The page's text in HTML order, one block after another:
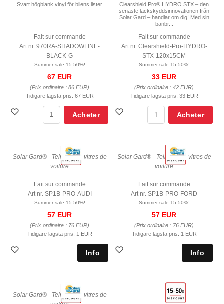
Svart högblank vinyl för bilens lister
Fait sur commande
Art nr. 970RA-SHADOWLINE-
BLACK-G
Summer sale 15-50%!
67 EUR
(Prix ordinaire : 86 EUR)
Tidigare lägsta pris: 67 EUR
Acheter
Clearshield Pro® HYDRO STX – den
senaste lackskyddsinnovationen från
Solar Gard – handlar om dig! Med sin
banbr...
Fait sur commande
Art nr. Clearshield-Pro-HYDRO-
STX-120x15CM
Summer sale 15-50%!
33 EUR
(Prix ordinaire : 42 EUR)
Tidigare lägsta pris: 33 EUR
Acheter
Solar Gard® - Teinte pour vitres de
voiture
Fait sur commande
Art nr. SP1B-PRO-AUDI
Summer sale 15-50%!
57 EUR
(Prix ordinaire : 76 EUR)
Tidigare lägsta pris: 1 EUR
Solar Gard® - Teinte pour vitres de
voiture
Fait sur commande
Art nr. SP1B-PRO-FORD
Summer sale 15-50%!
57 EUR
(Prix ordinaire : 76 EUR)
Tidigare lägsta pris: 1 EUR
Solar Gard® - Teinte pour vitres de